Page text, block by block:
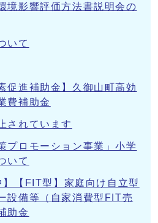
境影響評価方法書説明会の
いて
促進補助金】久御山町高効
費補助金
されています
プロモーション事業」小学
いて
】【FIT型】家庭向け自立型
設備等（自家消費型FIT売
助金